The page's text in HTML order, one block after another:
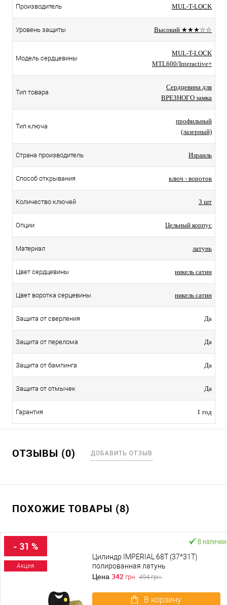
Производитель MUL-T-LOCK
Уровень защиты Высокий ★★★☆☆
Модель сердцевины
MUL-T-LOCK
MTL600/Interactive+
Тип товара
Сердцевина для
ВРЕЗНОГО замка
Тип ключа
профильный
(лазерный)
Страна производитель Израиль
Способ открывания ключ - вороток
Количество ключей 3 шт
Опции Цельный корпус
Материал латунь
Цвет сердцевины никель сатин
Цвет воротка серцевины никель сатин
Защита от сверления Да
Защита от перелома Да
Защита от бампинга Да
Защита от отмычек Да
Гарантия 1 год
ОТЗЫВЫ (0) ДОБАВИТЬ ОТЗЫВ
ПОХОЖИЕ ТОВАРЫ (8)
- 31 %
Акция
В наличии
Цилиндр IMPERIAL 68T (37*31T)
полированная латунь
Цена 342 грн. 494грн.
В корзину